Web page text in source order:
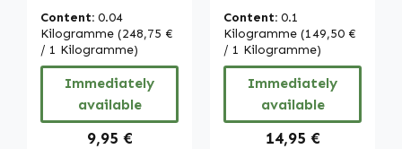
pour les os, les
muscles, les dents
et plus - végan |
Warnke
Vitalstoffe
Content: 0.04
Kilogramme (248,75 €
/ 1 Kilogramme)
Immediately
available
Regular price:
9,95 €
faciles à avaler -
pour les os, les
muscles, les dents
et plus - végan |
Warnke
Vitalstoffe
Content: 0.1
Kilogramme (149,50 €
/ 1 Kilogramme)
Immediately
available
Regular price:
14,95 €